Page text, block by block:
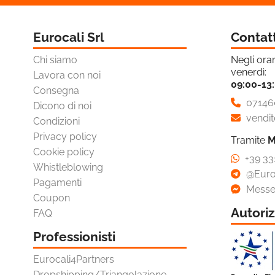
Omaggi E Coupon
Eurocali Srl
Chi siamo
Lavora con noi
Consegna
Dicono di noi
Condizioni
Privacy policy
Cookie policy
Whistleblowing
Pagamenti
Coupon
FAQ
Professionisti
Eurocali4Partners
Negli
venerdì:
09:00-
Tramite
+39